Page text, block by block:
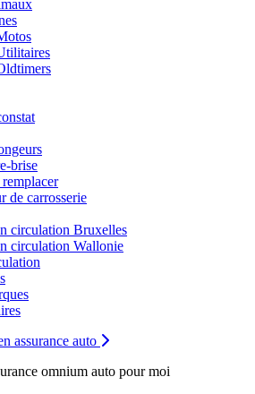
brise
de carrosserie
circulation Bruxelles
circulation Wallonie
assurance auto
omnium auto pour moi